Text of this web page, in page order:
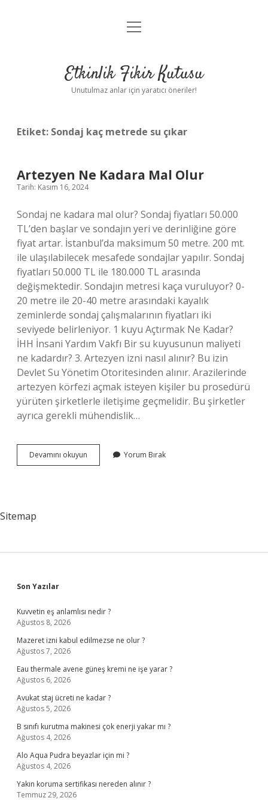
Anasayfa
Yasal Uyarı
menüyü
Etkinlik Fikir Kutusu
Unutulmaz anlar için yaratıcı öneriler!
Etiket: Sondaj kaç metrede su çıkar
Artezyen Ne Kadara Mal Olur
Tarih: Kasım 16, 2024
Sondaj ne kadara mal olur? Sondaj fiyatları 50.000
TL’den başlar ve sondajın yeri ve derinliğine göre
fiyat artar. İstanbul’da maksimum 50 metre. 200 mt.
ile ulaşılabilecek mesafede sondajlar yapılır. Sondaj
fiyatları 50.000 TL ile 180.000 TL arasında
değişmektedir. Sondajın metresi kaça vuruluyor? 0-
20 metre ile 20-40 metre arasındaki kayalık
zeminlerde sondaj çalışmalarının fiyatları iki
seviyede belirleniyor. 1 kuyu Açtırmak Ne Kadar?
İHH İnsani Yardım Vakfı Bir su kuyusunun maliyeti
ne kadardır? 3. Artezyen izni nasıl alınır? Bu izin
Devlet Su Yönetim Otoritesinden alınır. Arazilerinde
artezyen körfezi açmak isteyen kişiler bu prosedürü
yürüten şirketlerle iletişime geçmelidir. Bu şirketler
ayrıca gerekli mühendislik…
Devamını okuyun Artezyen
Ne
Yorum Bırak
Sitemap
Sidebar
Son Yazılar
Kuvvetin eş anlamlısı nedir ?
Ağustos 8, 2026
Mazeret izni kabul edilmezse ne olur ?
Ağustos 7, 2026
Eau thermale avene güneş kremi ne işe yarar ?
Ağustos 6, 2026
Avukat staj ücreti ne kadar ?
Ağustos 5, 2026
B sınıfı kurutma makinesi çok enerji yakar mı ?
Ağustos 4, 2026
Alo Aqua Pudra beyazlar için mi ?
Ağustos 4, 2026
Yakın koruma sertifikası nereden alınır ?
Temmuz 29, 2026